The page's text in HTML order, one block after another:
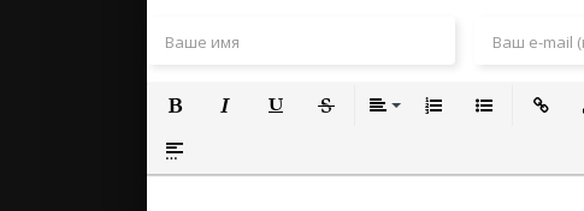
Полужирный
Вставка спойлера